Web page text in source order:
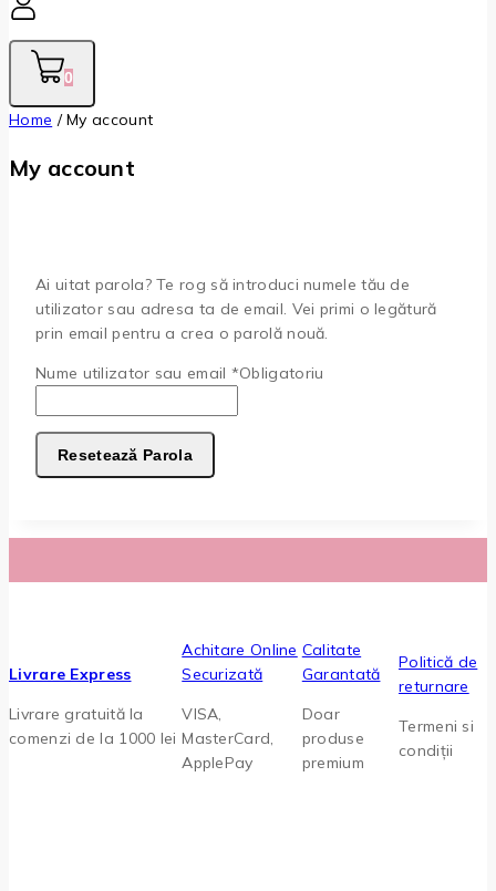
0
Home / My account
My account
Ai uitat parola? Te rog să introduci numele tău de
utilizator sau adresa ta de email. Vei primi o legătură
prin email pentru a crea o parolă nouă.
Nume utilizator sau email *Obligatoriu
Resetează Parola
Livrare Express
Livrare gratuită la
comenzi de la 1000 lei
Achitare Online
Securizată
VISA,
MasterCard,
ApplePay
Calitate
Garantată
Doar
produse
premium
Politică de
returnare
Termeni si
condiții